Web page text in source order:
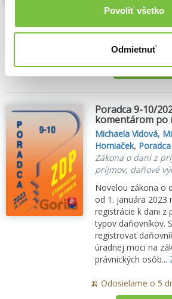
Povoliť všetko
Odmietnuť
tučným písmom...
🍌 Odosielame o 6
4,80€ Do
Poradca 9-10/
komentárom po
Michaela Vidová,
Horniaček,
Zákona o dani z
príjmov, daňové
Novelou zákona o
od 1. januára 2023
registrácie k dani z
typov daňovníkov.
registrovať
úradnej moci na
právnických osôb...
🍌 Odosielame o 5